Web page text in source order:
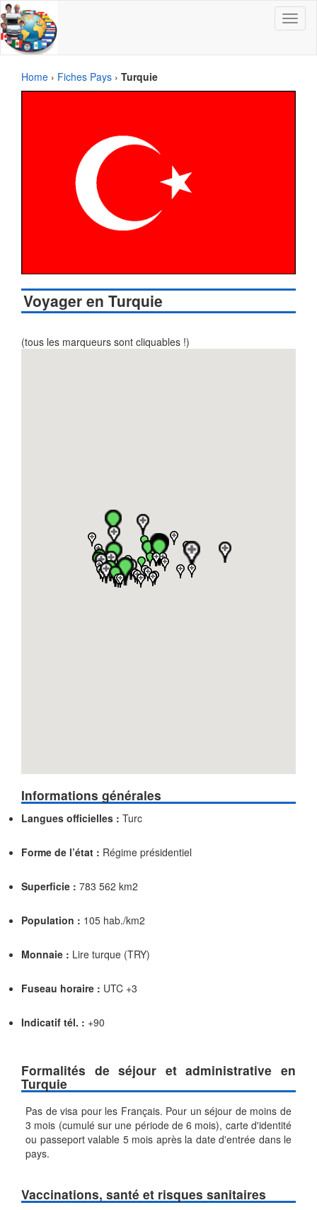
Toggle
Home › Fiches Pays › Turquie
Voyager en Turquie
(tous les marqueurs sont cliquables !)
Informations générales
Langues officielles : Turc
Forme de l’état : Régime présidentiel
Superficie : 783 562 km2
Population : 105 hab./km2
Monnaie : Lire turque (TRY)
Fuseau horaire : UTC +3
Indicatif tél. : +90
Formalités de séjour et administrative en
Turquie
Pas de visa pour les Français. Pour un séjour de moins de
3 mois (cumulé sur une période de 6 mois), carte d'identité
ou passeport valable 5 mois après la date d'entrée dans le
pays.
Vaccinations, santé et risques sanitaires